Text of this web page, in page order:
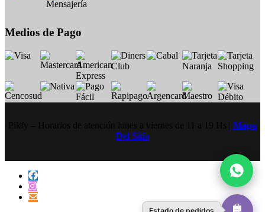
Medios de Pago
Mapa
Del Sitio
Estado de pedidos